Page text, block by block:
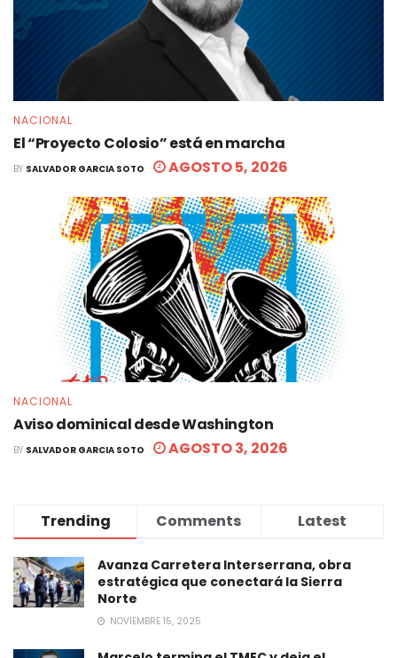
NACIONAL
El “Proyecto Colosio” está en marcha
BY SALVADOR GARCIA SOTO AGOSTO 5, 2026
NACIONAL
Aviso dominical desde Washington
BY SALVADOR GARCIA SOTO AGOSTO 3, 2026
Trending Comments Latest
Avanza Carretera Interserrana, obra
estratégica que conectará la Sierra
Norte
NOVIEMBRE 15, 2025